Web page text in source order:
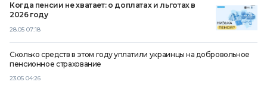
28.05 07:18
Когда пенсии не хватает: о доплатах и ​​льготах в
2026 году
23.05 04:26
Сколько средств в этом году уплатили украинцы на добровольное
пенсионное страхование